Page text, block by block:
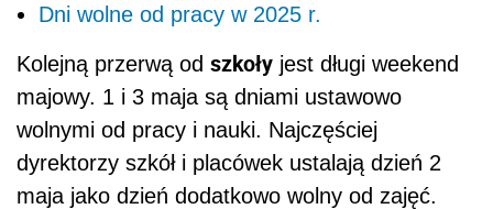
Dni wolne od pracy w 2025 r.
Kolejną przerwą od szkoły jest długi weekend
majowy. 1 i 3 maja są dniami ustawowo
wolnymi od pracy i nauki. Najczęściej
dyrektorzy szkół i placówek ustalają dzień 2
maja jako dzień dodatkowo wolny od zajęć.